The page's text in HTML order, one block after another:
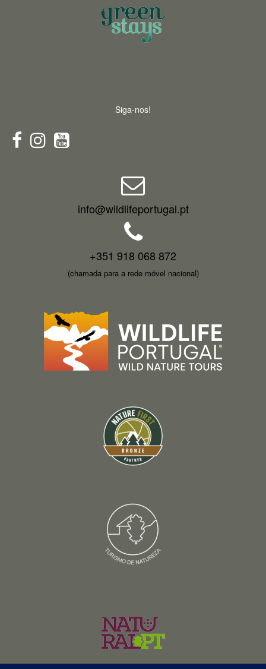
Siga-nos!
info@wildlifeportugal.pt
+351 918 068 872
(chamada para a rede móvel nacional)